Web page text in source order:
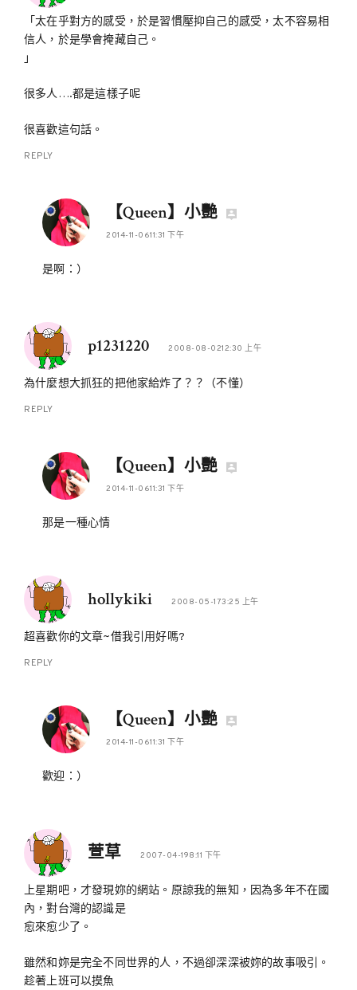
「太在乎對方的感受，於是習慣壓抑自己的感受，太不容易相
信人，於是學會掩藏自己。
」
很多人….都是這樣子呢
很喜歡這句話。
REPLY
【Queen】小艷
2014-11-0611:31 下午
是啊：）
p1231220 2008-08-0212:30 上午
為什麼想大抓狂的把他家給炸了？？（不懂）
REPLY
【Queen】小艷
2014-11-0611:31 下午
那是一種心情
hollykiki 2008-05-173:25 上午
超喜歡你的文章~借我引用好嗎?
REPLY
【Queen】小艷
2014-11-0611:31 下午
歡迎：）
萱草 2007-04-198:11 下午
上星期吧，才發現妳的網站。原諒我的無知，因為多年不在國
內，對台灣的認識是
愈來愈少了。
雖然和妳是完全不同世界的人，不過卻深深被妳的故事吸引。
趁著上班可以摸魚